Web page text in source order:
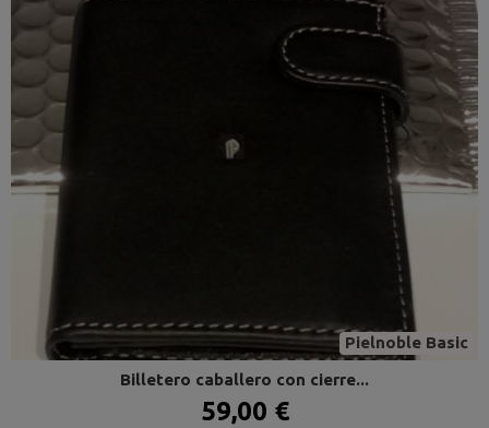
Pielnoble Basic
Billetero caballero con cierre...
59,00 €